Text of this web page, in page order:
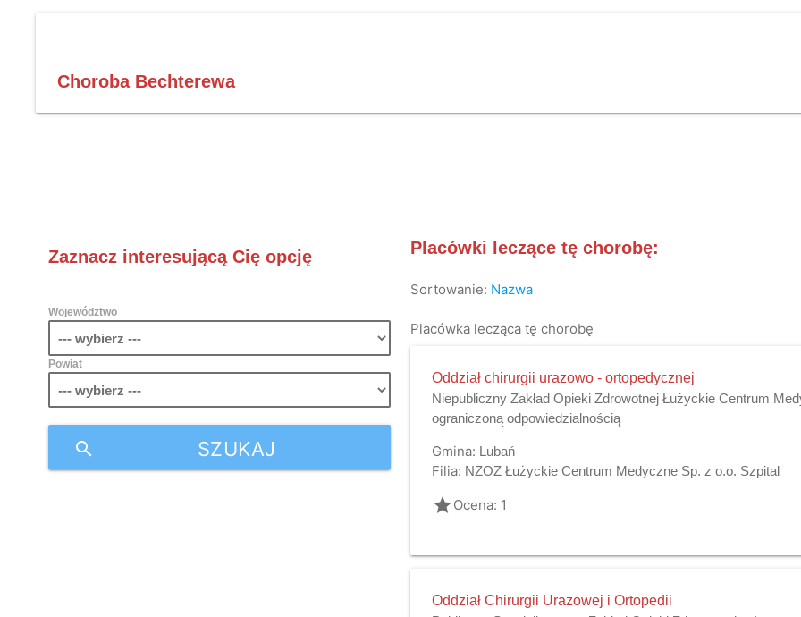
Choroba Bechterewa
Zaznacz interesującą Cię opcję
Województwo
Powiat
SZUKAJ
search
Placówki leczące tę chorobę:
Sortowanie: Nazwa
Placówka lecząca tę chorobę
Oddział chirurgii urazowo - ortopedycznej
Niepubliczny Zakład Opieki Zdrowotnej Łużyckie Centrum
ograniczoną odpowiedzialnością
Gmina: Lubań
Filia: NZOZ Łużyckie Centrum Medyczne Sp. z o.o. Szpital
gradeOcena: 1
Oddział Chirurgii Urazowej i Ortopedii